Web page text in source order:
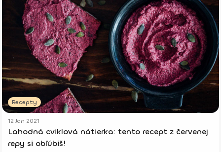
Recepty
12 Jan 2021
Lahodná cviklová nátierka: tento recept z červenej
repy si obľúbiš!